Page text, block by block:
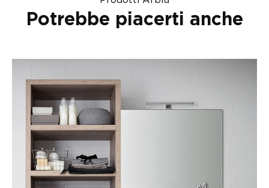
Potrebbe piacerti anche